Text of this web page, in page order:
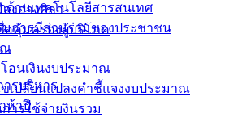
านเทคโนโลยีสารสนเทศ
มการมีส่วนร่วมของประชาชน
ณ
อนเงินงบประมาณ
เปลี่ยนแปลงคำชี้แจงงบประมาณ
ารใช้จ่ายงินรวม
องอ่างศิลา
อคุ้มครองผู้บริโภค
รบริหาร
ห้าปี